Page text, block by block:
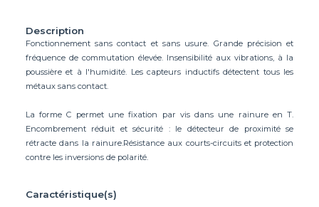
Description
Fonctionnement sans contact et sans usure. Grande précision et
fréquence de commutation élevée. Insensibilité aux vibrations, à la
poussière et à l'humidité. Les capteurs inductifs détectent tous les
métaux sans contact.
La forme C permet une fixation par vis dans une rainure en T.
Encombrement réduit et sécurité : le détecteur de proximité se
rétracte dans la rainure.Résistance aux courts-circuits et protection
contre les inversions de polarité.
Caractéristique(s)